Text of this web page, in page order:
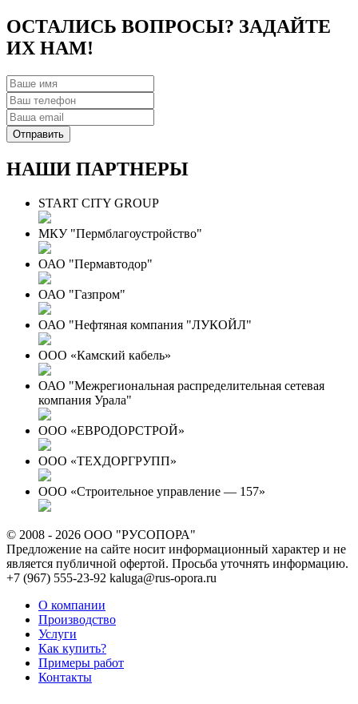
ОСТАЛИСЬ ВОПРОСЫ? ЗАДАЙТЕ
ИХ НАМ!
НАШИ ПАРТНЕРЫ
START CITY GROUP
МКУ "Пермблагоустройство"
ОАО "Пермавтодор"
ОАО "Газпром"
ОАО "Нефтяная компания "ЛУКОЙЛ"
ООО «Камский кабель»
ОАО "Межрегиональная распределительная сетевая
компания Урала"
ООО «ЕВРОДОРСТРОЙ»
ООО «ТЕХДОРГРУПП»
ООО «Строительное управление — 157»
© 2008 - 2026 ООО "РУСОПОРА"
Предложение на сайте носит информационный характер и не
является публичной офертой. Просьба уточнять информацию.
+7 (967) 555-23-92 kaluga@rus-opora.ru
О компании
Производство
Услуги
Как купить?
Примеры работ
Контакты